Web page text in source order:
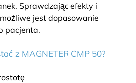
Sprawdzając efekty i
jest dopasowanie
pacjenta.
z MAGNETER CMP 50?